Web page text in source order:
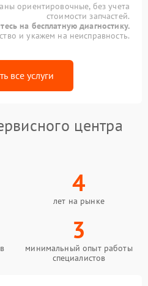
ориентировочные, без учета
стоимости запчастей.
на бесплатную диагностику.
и укажем на неисправность.
все услуги
центра
4
лет на рынке
3
минимальный опыт работы
специалистов